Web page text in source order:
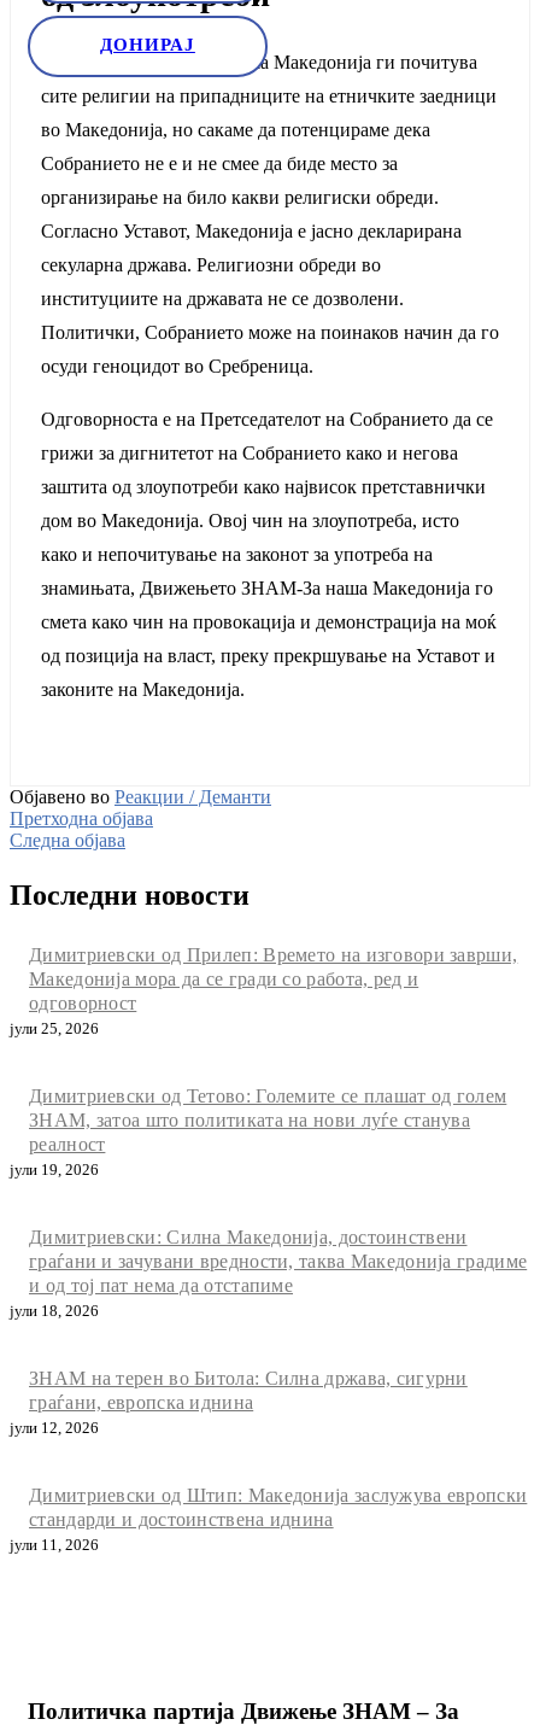
ДОНИРАЈ
Движењето ЗНАМ-За наша Македонија ги почитува
сите религии на припадниците на етничките заедници
во Македонија, но сакаме да потенцираме дека
Собранието не е и не смее да биде место за
организирање на било какви религиски обреди.
Согласно Уставот, Македонија е јасно декларирана
секуларна држава. Религиозни обреди во
институциите на државата не се дозволени.
Политички, Собранието може на поинаков начин да го
осуди геноцидот во Сребреница.
Одговорноста е на Претседателот на Собранието да се
грижи за дигнитетот на Собранието како и негова
заштита од злоупотреби како највисок претставнички
дом во Македонија. Овој чин на злоупотреба, исто
како и непочитување на законот за употреба на
знамињата, Движењето ЗНАМ-За наша Македонија го
смета како чин на провокација и демонстрација на моќ
од позиција на власт, преку прекршување на Уставот и
законите на Македонија.
Објавено во Реакции / Деманти
Претходна објава
Следна објава
Последни новости
Димитриевски од Прилеп: Времето на изговори заврши,
Македонија мора да се гради со работа, ред и
одговорност
јули 25, 2026
Димитриевски од Тетово: Големите се плашат од голем
ЗНАМ, затоа што политиката на нови луѓе станува
реалност
јули 19, 2026
Димитриевски: Силна Македонија, достоинствени
граѓани и зачувани вредности, таква Македонија градиме
и од тој пат нема да отстапиме
јули 18, 2026
ЗНАМ на терен во Битола: Силна држава, сигурни
граѓани, европска иднина
јули 12, 2026
Димитриевски од Штип: Македонија заслужува европски
стандарди и достоинствена иднина
јули 11, 2026
Политичка партија Движење ЗНАМ – За